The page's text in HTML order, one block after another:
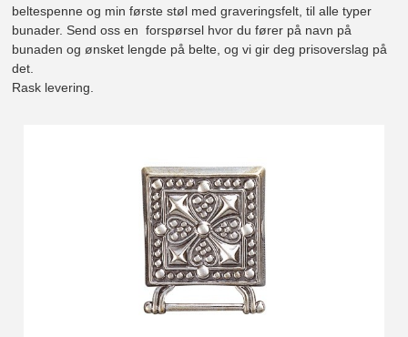
beltespenne og min første støl med graveringsfelt, til alle typer
bunader. Send oss en forspørsel hvor du fører på navn på
bunaden og ønsket lengde på belte, og vi gir deg prisoverslag på
det.
Rask levering.